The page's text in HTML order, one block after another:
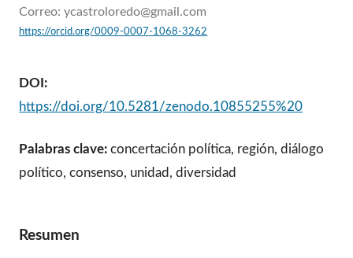
Correo: ycastroloredo@gmail.com
https://orcid.org/0009-0007-1068-3262
DOI:
https://doi.org/10.5281/zenodo.10855255%20
Palabras clave:concertación política, región, diálogo
político, consenso, unidad, diversidad
Resumen